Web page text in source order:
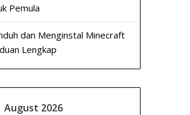
Pemula
dan Menginstal Minecraft
Lengkap
August 2026